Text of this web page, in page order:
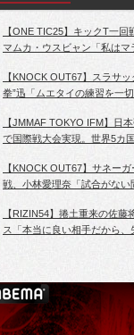
【ONE TIC25】キックT一回
マムカ・ウスビャン「私はマ
【KNOCK OUT67】スラサ
拳”迅「ムエタイの練習を一
【JMMAF TOKYO IFM】日
で国際戦大会実現。世界5カ
【KNOCK OUT67】サネー
戦、小林愛理奈「試合がない
【RIZIN54】捲土重来の佐藤
ス「本当に良い相手だから、